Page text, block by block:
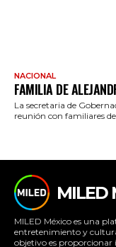
NACIONAL
FAMILIA DE
La secretaria de
reunión con familiares
MILED
MILED México es una
entretenimiento y
objetivo es proporcionar